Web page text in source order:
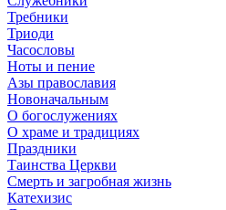
Требники
Триоди
Часословы
Ноты и пение
Азы православия
Новоначальным
О богослужениях
О храме и традициях
Праздники
Таинства Церкви
Смерть и загробная жизнь
Катехизис